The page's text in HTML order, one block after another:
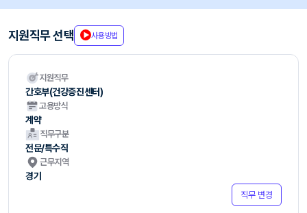
지원직무 선택 사용방법
지원직무
간호부(건강증진센터)
고용방식
계약
직무구분
전문/특수직
근무지역
경기
직무 변경